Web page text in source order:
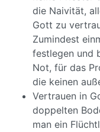
die Naivität,
Gott zu
Zumindest
festlegen und
Not, für das
die keinen
Vertrauen in
doppelten
man ein